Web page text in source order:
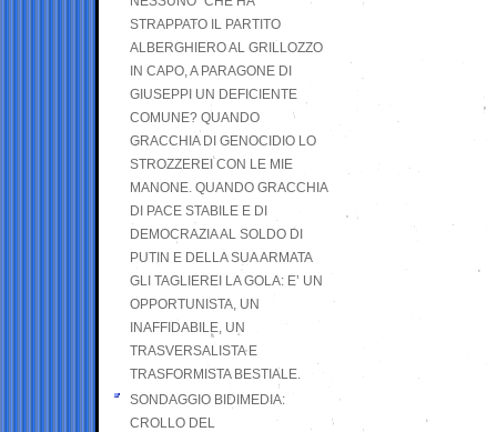
STRAPPATO IL PARTITO
ALBERGHIERO AL GRILLOZZO
IN CAPO, A PARAGONE DI
GIUSEPPI UN DEFICIENTE
COMUNE? QUANDO
GRACCHIA DI GENOCIDIO LO
STROZZEREI CON LE MIE
MANONE. QUANDO GRACCHIA
DI PACE STABILE E DI
DEMOCRAZIA AL SOLDO DI
PUTIN E DELLA SUA ARMATA
GLI TAGLIEREI LA GOLA: E’ UN
OPPORTUNISTA, UN
INAFFIDABILE, UN
TRASVERSALISTA E
TRASFORMISTA BESTIALE.
SONDAGGIO BIDIMEDIA:
CROLLO DEL